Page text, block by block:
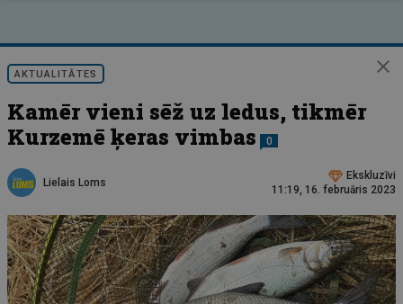
AKTUALITĀTES
Kamēr vieni sēž uz ledus, tikmēr
Kurzemē ķeras vimbas
0
Lielais Loms
Ekskluzīvi
11:19, 16. februāris 2023